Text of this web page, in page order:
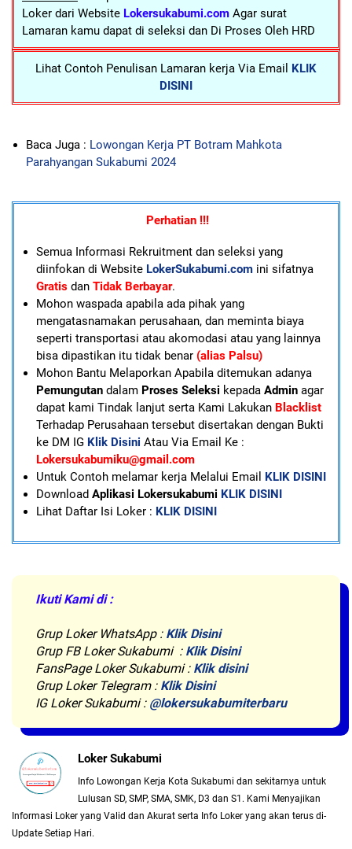
Loker dari Website Lokersukabumi.com Agar surat
Lamaran kamu dapat di seleksi dan Di Proses Oleh HRD
Lihat Contoh Penulisan Lamaran kerja Via Email KLIK
DISINI
Baca Juga : Lowongan Kerja PT Botram Mahkota
Parahyangan Sukabumi 2024
Perhatian !!!
Semua Informasi Rekruitment dan seleksi yang
diinfokan di Website LokerSukabumi.comini sifatnya
Gratisdan Tidak Berbayar.
Mohon waspada apabila ada pihak yang
mengatasnamakan perusahaan, dan meminta biaya
seperti transportasi atau akomodasi atau yang lainnya
bisa dipastikan itu tidak benar (alias Palsu)
Mohon Bantu Melaporkan Apabila ditemukan adanya
Pemungutandalam Proses Seleksi kepada Adminagar
dapat kami Tindak lanjut serta Kami LakukanBlacklist
Terhadap Perusahaan tersebut disertakan dengan Bukti
ke DM IG Klik Disini Atau Via Email Ke :
Lokersukabumiku@gmail.com
Untuk Contoh melamar kerja Melalui Email KLIK DISINI
Download Aplikasi Lokersukabumi KLIK DISINI
Lihat Daftar Isi Loker : KLIK DISINI
Ikuti Kami di :
Grup Loker WhatsApp : Klik Disini
Grup FB Loker Sukabumi : Klik Disini
FansPage Loker Sukabumi : Klik disini
Grup Loker Telegram : Klik Disini
IG Loker Sukabumi : @lokersukabumiterbaru
Loker Sukabumi
Info Lowongan Kerja Kota Sukabumi dan sekitarnya untuk
Lulusan SD, SMP, SMA, SMK, D3 dan S1. Kami Menyajikan
Informasi Loker yang Valid dan Akurat serta Info Loker yang akan terus di-
Update Setiap Hari.